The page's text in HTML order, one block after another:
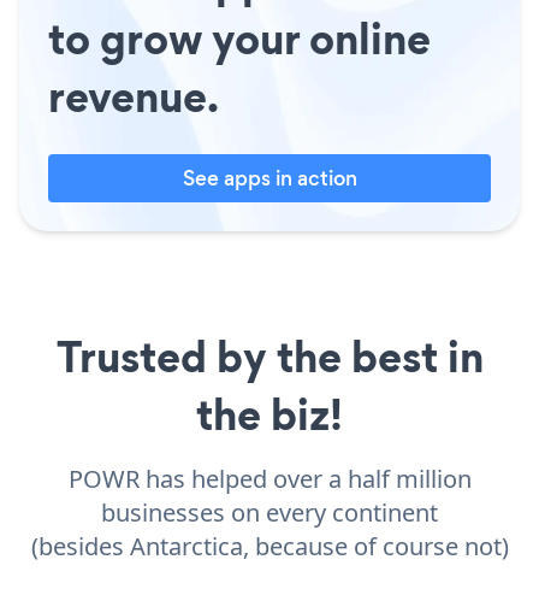
to grow your online
revenue.
See apps in action
Trusted by the best in
the biz!
POWR has helped over a half million
businesses on every continent
(besides Antarctica, because of course not)